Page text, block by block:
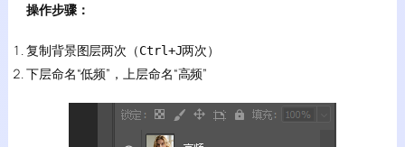
操作步骤：
复制背景图层两次（Ctrl+J两次）
下层命名“低频”，上层命名“高频”